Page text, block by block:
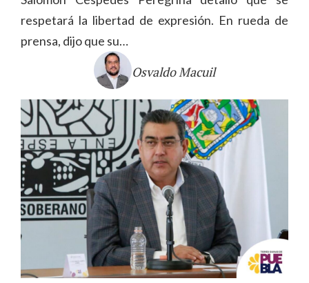
respetará la libertad de expresión. En rueda de
prensa, dijo que su…
Osvaldo Macuil